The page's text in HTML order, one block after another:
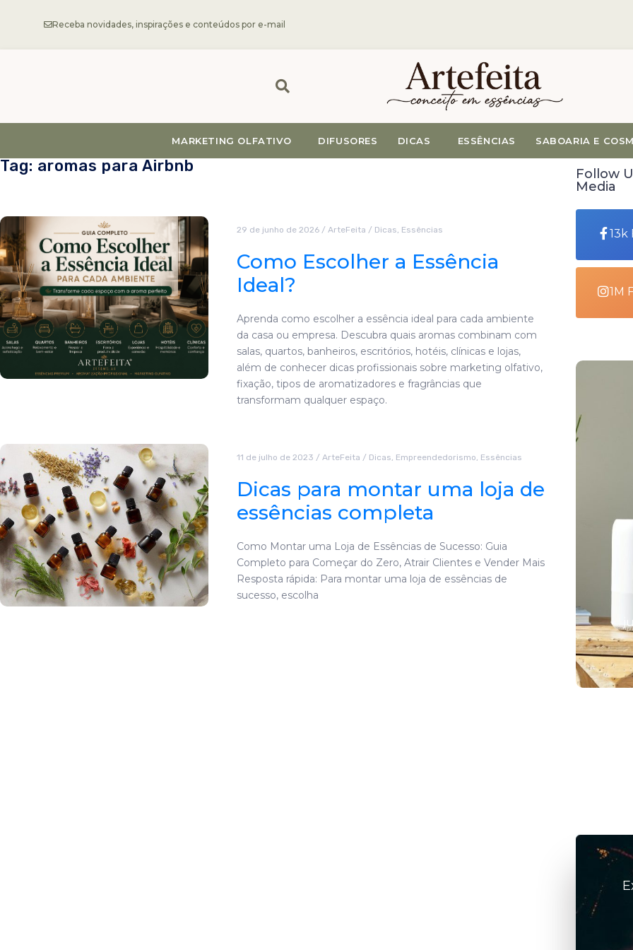
Receba novidades, inspirações e conteúdos por e-mail
MARKETING OLFATIVO DIFUSORES DICAS ESSÊNCIAS SABOARIA E
Tag: aromas para Airbnb
29 de junho de 2026 / ArteFeita / Dicas, Essências
Como Escolher a Essência
Ideal?
Aprenda como escolher a essência ideal para cada ambiente
da casa ou empresa. Descubra quais aromas combinam com
salas, quartos, banheiros, escritórios, hotéis, clínicas e lojas,
além de conhecer dicas profissionais sobre marketing olfativo,
fixação, tipos de aromatizadores e fragrâncias que
transformam qualquer espaço.
11 de julho de 2023 / ArteFeita / Dicas, Empreendedorismo, Essências
Dicas para montar uma loja de
essências completa
Como Montar uma Loja de Essências de Sucesso: Guia
Completo para Começar do Zero, Atrair Clientes e Vender Mais
Resposta rápida: Para montar uma loja de essências de
sucesso, escolha
Follow
Media
13k
1M
As 7 melhores
essências